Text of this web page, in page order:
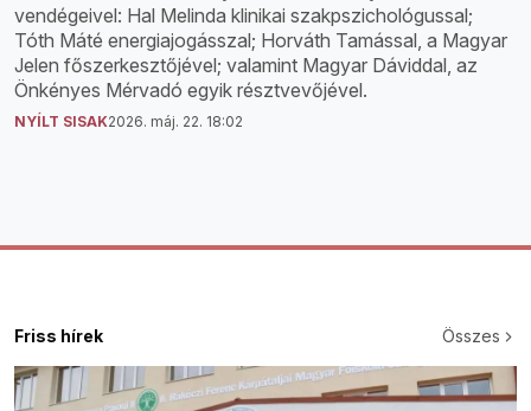
vendégeivel: Hal Melinda klinikai szakpszichológussal;
Tóth Máté energiajogásszal; Horváth Tamással, a Magyar
Jelen főszerkesztőjével; valamint Magyar Dáviddal, az
Önkényes Mérvadó egyik résztvevőjével.
NYÍLT SISAK2026. máj. 22. 18:02
Friss hírek Összes